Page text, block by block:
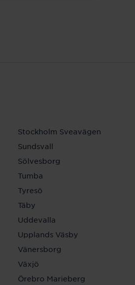
Stockholm Sveavägen
Sundsvall
Sölvesborg
Tumba
Tyresö
Täby
Uddevalla
Upplands Väsby
Vänersborg
Växjö
Örebro Marieberg